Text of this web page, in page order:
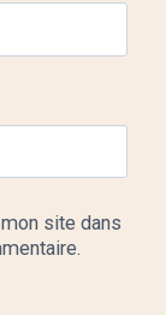
site dans